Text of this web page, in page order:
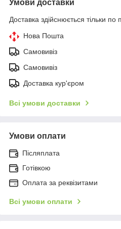
Умови доставки
Доставка здійснюється тільки по
Нова Пошта
Самовивіз
Самовивіз
Доставка кур'єром
Всі умови доставки
Умови оплати
Післяплата
Готівкою
Оплата за реквізитами
Всі умови оплати